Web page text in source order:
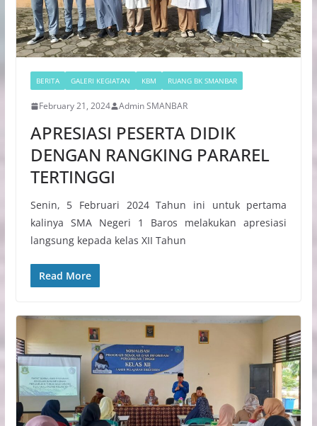
BERITA GALERI KEGIATAN KBM RUANG BK SMANBAR
February 21, 2024 Admin SMANBAR
APRESIASI PESERTA DIDIK
DENGAN RANGKING PARAREL
TERTINGGI
Senin, 5 Februari 2024 Tahun ini untuk pertama
kalinya SMA Negeri 1 Baros melakukan apresiasi
langsung kepada kelas XII Tahun
Read More